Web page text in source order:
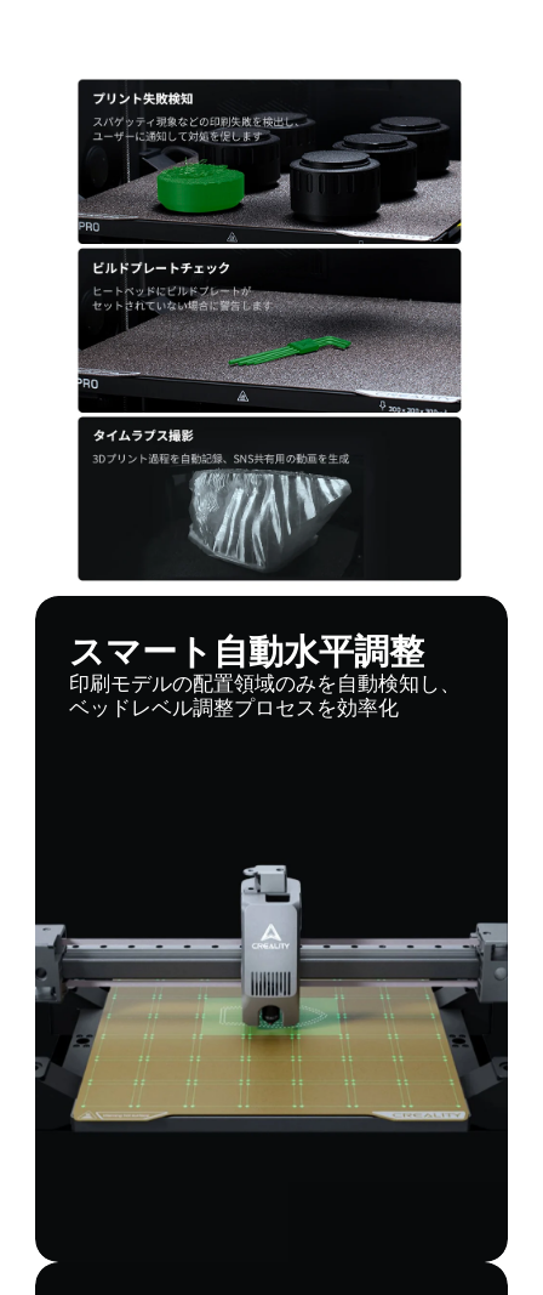
スマート自動水平調整
印刷モデルの配置領域のみを自動検知し、
ベッドレベル調整プロセスを効率化